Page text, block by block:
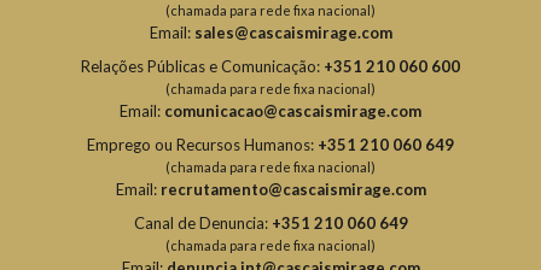
(chamada para rede fixa nacional)
Email: sales@cascaismirage.com
Relações Públicas e Comunicação: +351 210 060 600
(chamada para rede fixa nacional)
Email: comunicacao@cascaismirage.com
Emprego ou Recursos Humanos: +351 210 060 649
(chamada para rede fixa nacional)
Email: recrutamento@cascaismirage.com
Canal de Denuncia: +351 210 060 649
(chamada para rede fixa nacional)